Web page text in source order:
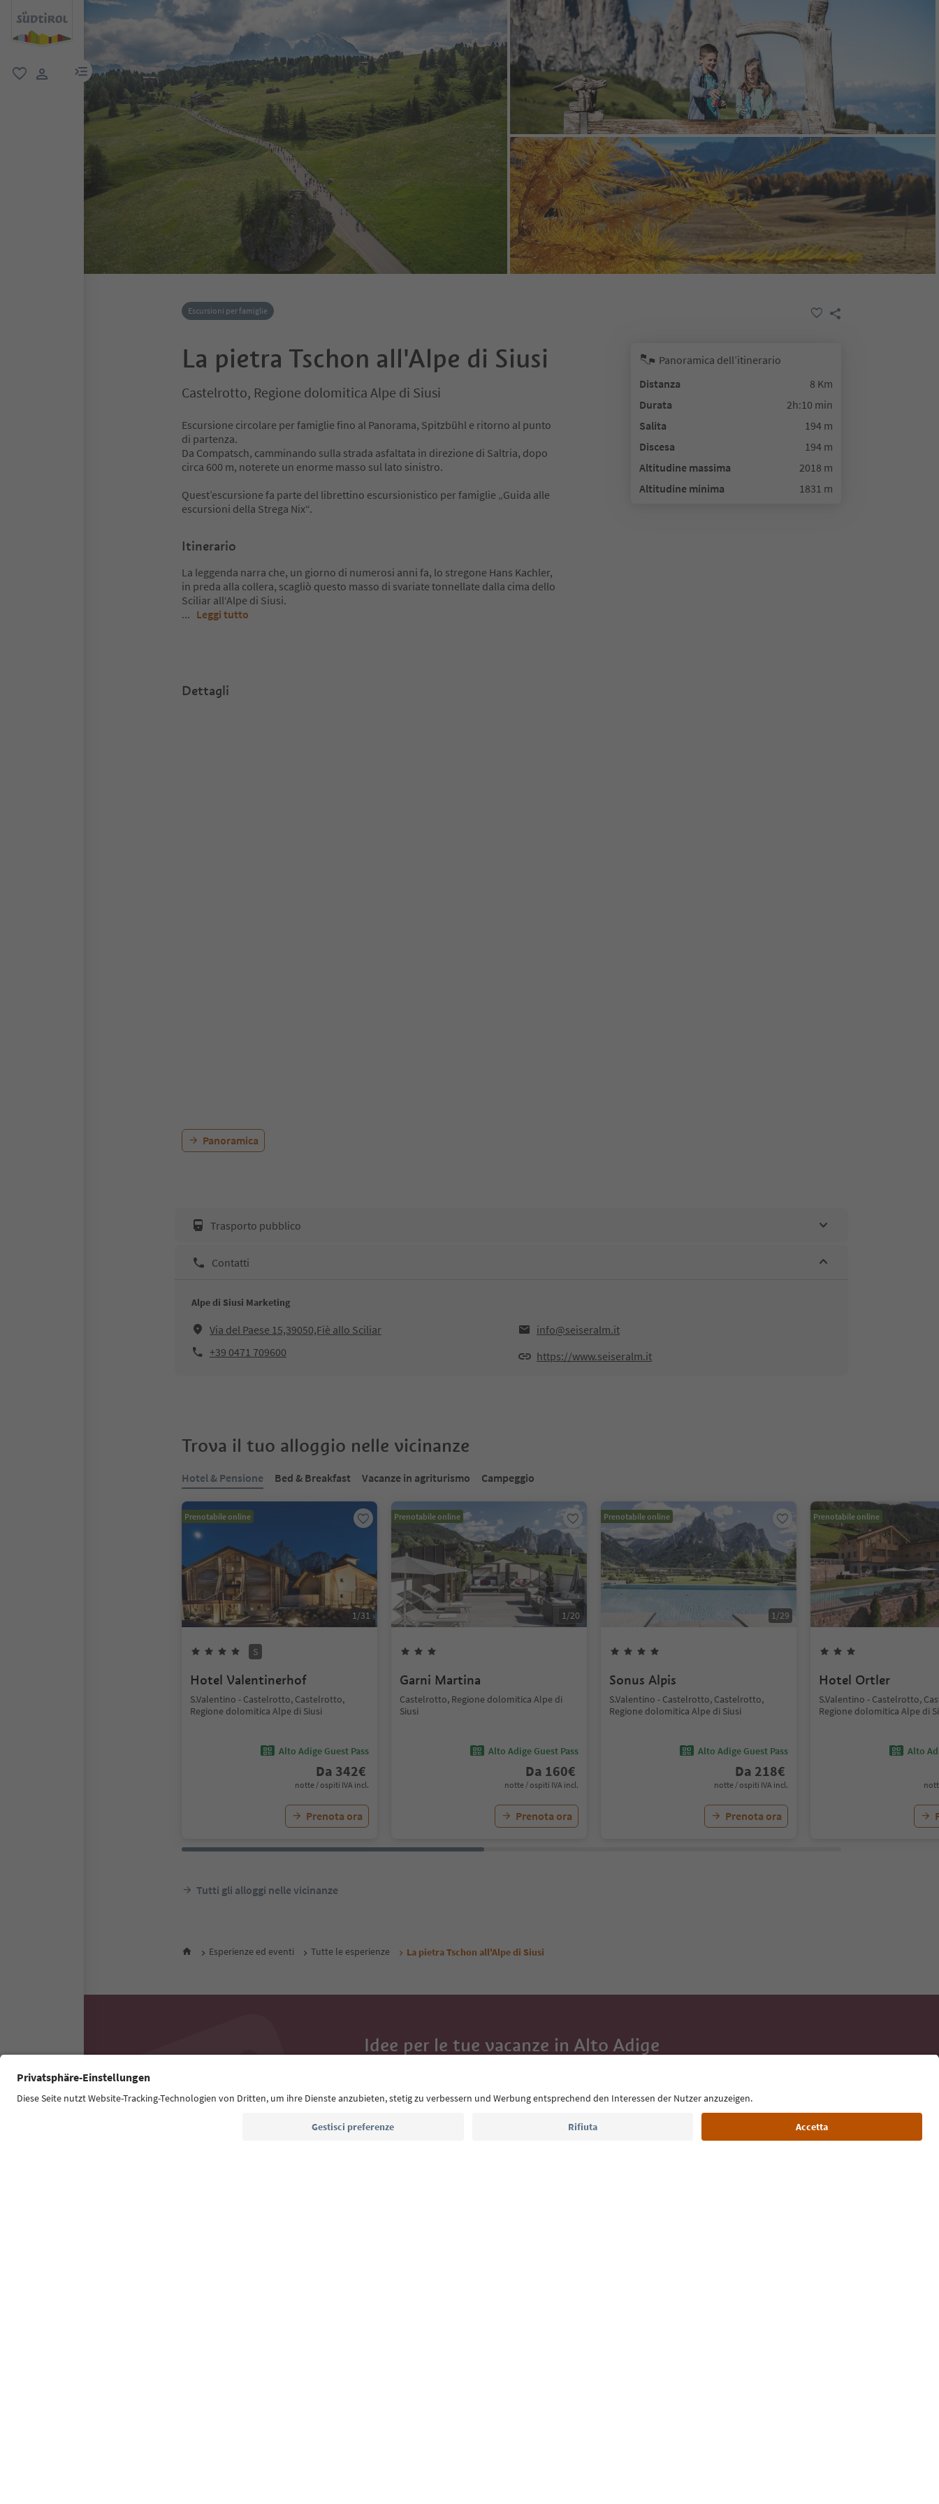
menu link
Escursioni per famiglie
La pietra Tschon all'Alpe di Siusi
Castelrotto, Regione dolomitica Alpe di Siusi
Escursione circolare per famiglie fino al Panorama, Spitzbühl e ritorno al punto
di partenza.
Da Compatsch, camminando sulla strada asfaltata in direzione di Saltria, dopo
circa 600 m, noterete un enorme masso sul lato sinistro.
Quest’escursione fa parte del librettino escursionistico per famiglie „Guida alle
escursioni della Strega Nix“.
Itinerario
La leggenda narra che, un giorno di numerosi anni fa, lo stregone Hans Kachler,
in preda alla collera, scagliò questo masso di svariate tonnellate dalla cima dello
Sciliar all‘Alpe di Siusi.
... Leggi tutto
Panoramica dell’itinerario
Distanza
8 Km
Durata
2h:10 min
Salita
194 m
Discesa
194 m
Altitudine massima
2018 m
Altitudine minima
1831 m
Dettagli
Panoramica
Trasporto pubblico
Contatti
Alpe di Siusi Marketing
Via del Paese 15,39050,Fiè allo Sciliar
info@seiseralm.it
+39 0471 709600
https://www.seiseralm.it
Trova il tuo alloggio nelle vicinanze
Hotel & Pensione Bed & Breakfast Vacanze in agriturismo Campeggio
Prenotabile online
1/31
S
Hotel Valentinerhof
S.Valentino - Castelrotto, Castelrotto,
Regione dolomitica Alpe di Siusi
Alto Adige Guest Pass
Da 342€
notte / ospiti IVA incl.
Prenota ora
Prenotabile online
1/20
Garni Martina
Castelrotto, Regione dolomitica Alpe di
Siusi
Alto Adige Guest Pass
Da 160€
notte / ospiti IVA incl.
Prenota ora
Prenotabile online
1/29
Sonus Alpis
S.Valentino - Castelrotto, Castelrotto,
Regione dolomitica Alpe di Siusi
Alto Adige Guest Pass
Da 218€
notte / ospiti IVA incl.
Prenota ora
Prenotabile online
Hotel Ortler
S.Valentino - Castelrotto,
Regione dolomitica Alpe di
Alto
Tutti gli alloggi nelle vicinanze
Esperienze ed eventi Tutte le esperienze La pietra Tschon all'Alpe di Siusi
Idee per le tue vacanze in Alto Adige
eventi da non perdere e ricette tipiche.